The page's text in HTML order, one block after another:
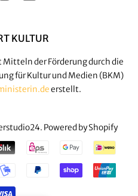
KULTUR
Mitteln der Förderung durch die
für Kultur und Medien (BKM)
erstellt.
. Powered by Shopify
Zahlungsarten